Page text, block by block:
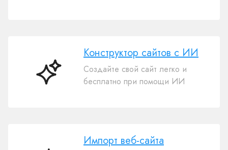
Конструктор
Конструктор сайтов с ИИ
Создайте свой сайт легко и
бесплатно при помощи ИИ
Импорт веб-сайта